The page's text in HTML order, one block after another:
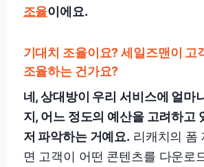
조율이에요.
기대치 조율이요? 세일즈맨이 고
조율하는 건가요?
네, 상대방이 우리 서비스에 얼마
지, 어느 정도의 예산을 고려하고
저 파악하는 거예요. 리캐치의 폼
면 고객이 어떤 콘텐츠를 다운로